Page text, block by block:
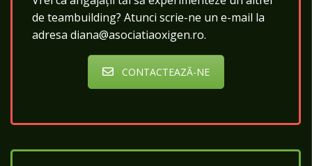
de teambuilding? Atunci scrie-ne un e-mail la
adresa diana@asociatiaoxigen.ro.
CONTACTEAZĂ-NE